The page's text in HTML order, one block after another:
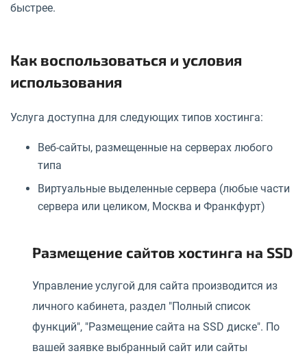
быстрее.
Как воспользоваться и условия
использования
Услуга доступна для следующих типов хостинга:
Веб-сайты, размещенные на серверах любого
типа
Виртуальные выделенные сервера (любые части
сервера или целиком, Москва и Франкфурт)
Размещение сайтов хостинга на SSD
Управление услугой для сайта производится из
личного кабинета, раздел "Полный список
функций", "Размещение сайта на SSD диске". По
вашей заявке выбранный сайт или сайты